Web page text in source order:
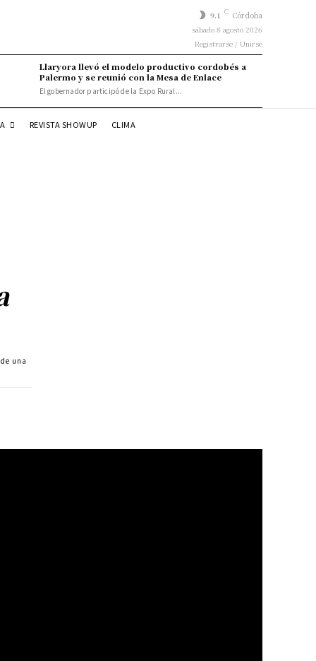
9.1 C Córdoba
sábado 8 agosto 2026
Registrarse / Unirse
Llaryora llevó el modelo productivo cordobés a
Palermo y se reunió con la Mesa de Enlace
El gobernador participó de la Expo Rural...
REVISTA SHOWUP CLIMA
una